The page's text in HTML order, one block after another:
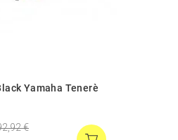
Yamaha Tenerè
€